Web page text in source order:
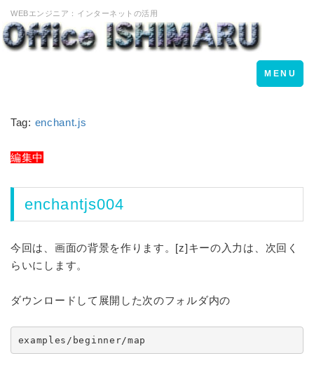
WEBエンジニア：インターネットの活用
Toggle
navigation
MENU
Tag: enchant.js
編集中
enchantjs004
今回は、画面の背景を作ります。[z]キーの入力は、次回く
らいにします。
ダウンロードして展開した次のフォルダ内の
examples/beginner/map